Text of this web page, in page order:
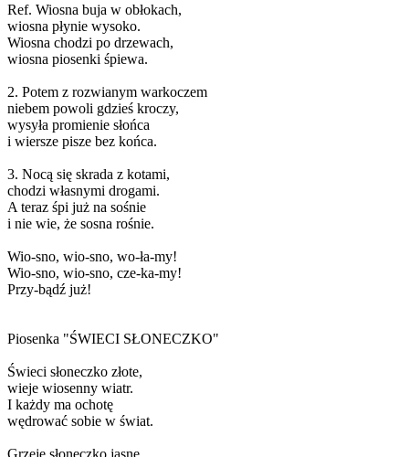
Ref. Wiosna buja w obłokach,
wiosna płynie wysoko.
Wiosna chodzi po drzewach,
wiosna piosenki śpiewa.
2. Potem z rozwianym warkoczem
niebem powoli gdzieś kroczy,
wysyła promienie słońca
i wiersze pisze bez końca.
3. Nocą się skrada z kotami,
chodzi własnymi drogami.
A teraz śpi już na sośnie
i nie wie, że sosna rośnie.
Wio-sno, wio-sno, wo-ła-my!
Wio-sno, wio-sno, cze-ka-my!
Przy-bądź już!
Piosenka "ŚWIECI SŁONECZKO"
Świeci słoneczko złote,
wieje wiosenny wiatr.
I każdy ma ochotę
wędrować sobie w świat.
Grzeje słoneczko jasne,